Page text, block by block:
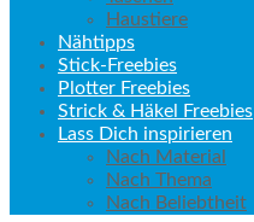
Haustiere
Nähtipps
Stick-Freebies
Plotter Freebies
Strick & Häkel Freebies
Lass Dich inspirieren
Nach Material
Nach Thema
Nach Beliebtheit